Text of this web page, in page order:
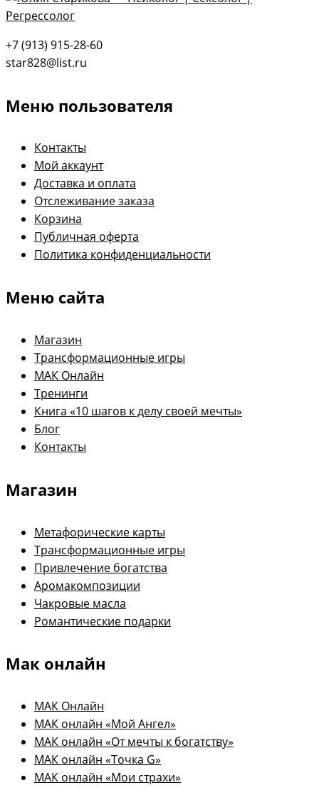
+7 (913) 915-28-60
star828@list.ru
Меню пользователя
Контакты
Мой аккаунт
Доставка и оплата
Отслеживание заказа
Корзина
Публичная оферта
Политика конфиденциальности
Меню сайта
Магазин
Трансформационные игры
МАК Онлайн
Тренинги
Книга «10 шагов к делу своей мечты»
Блог
Контакты
Магазин
Метафорические карты
Трансформационные игры
Привлечение богатства
Аромакомпозиции
Чакровые масла
Романтические подарки
Мак онлайн
МАК Онлайн
МАК онлайн «Мой Ангел»
МАК онлайн «От мечты к богатству»
МАК онлайн «Точка G»
МАК онлайн «Мои страхи»